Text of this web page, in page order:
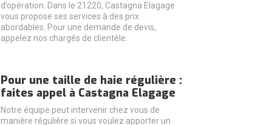
d’opération. Dans le 21220, Castagna Elagage
vous propose ses services à des prix
abordables. Pour une demande de devis,
appelez nos chargés de clientèle.
Pour une taille de haie régulière :
faites appel à Castagna Elagage
Notre équipe peut intervenir chez vous de
manière régulière si vous voulez apporter un